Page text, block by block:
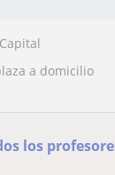
a domicilio
los